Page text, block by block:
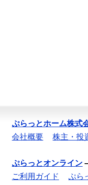
ぷらっとホーム株式
会社概要
株主・投
ぷらっとオンライン
ご利用ガイド
ぷら